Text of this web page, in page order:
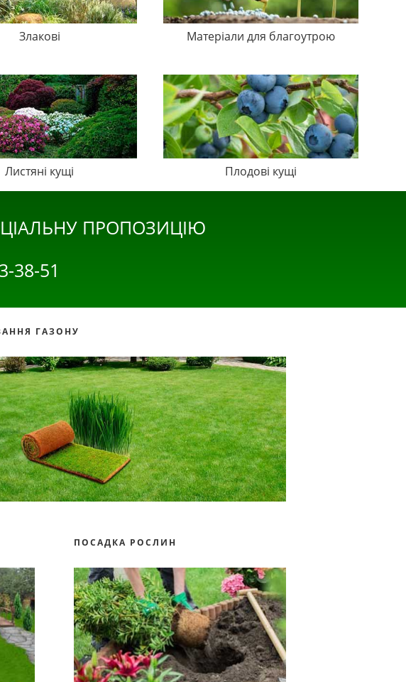
Злакові Матеріали для благоутрою
Листяні кущі Плодові кущі
ПРОПОЗИЦІЮ
38-51
ГАЗОНУ
ПОСАДКА РОСЛИН